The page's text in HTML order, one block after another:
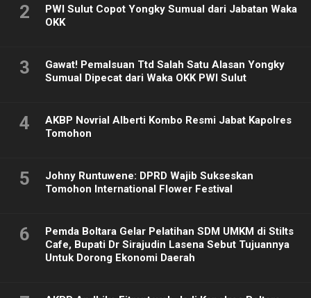
2
PWI Sulut Copot Yongky Sumual dari Jabatan Waka
OKK
3
Gawat! Pemalsuan Ttd Salah Satu Alasan Yongky
Sumual Dipecat dari Waka OKK PWI Sulut
4
AKBP Novrial Alberti Kombo Resmi Jabat Kapolres
Tomohon
5
Johny Runtuwene: DPRD Wajib Sukseskan
Tomohon International Flower Festival
6
Pemda Boltara Gelar Pelatihan SDM UMKM di Stilts
Cafe, Bupati Dr Sirajudin Lasena Sebut Tujuannya
Untuk Dorong Ekonomi Daerah